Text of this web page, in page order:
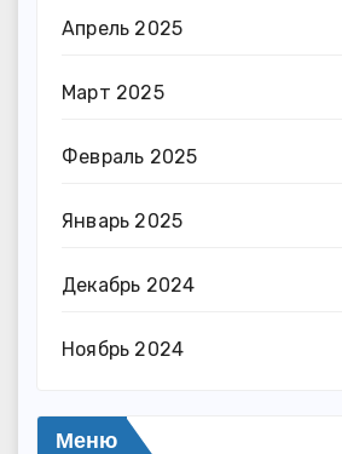
Апрель 2025
Март 2025
Февраль 2025
Январь 2025
Декабрь 2024
Ноябрь 2024
Меню